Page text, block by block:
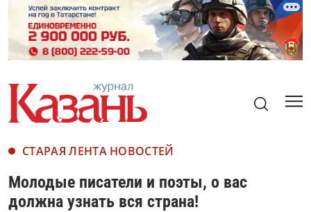
СТАРАЯ ЛЕНТА НОВОСТЕЙ
Молодые писатели и поэты, о вас
должна узнать вся страна!